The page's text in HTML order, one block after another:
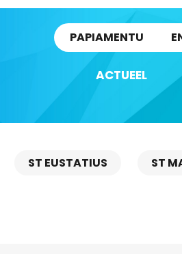
PAPIAMENTU
ACTUEEL
ST EUSTATIUS ST